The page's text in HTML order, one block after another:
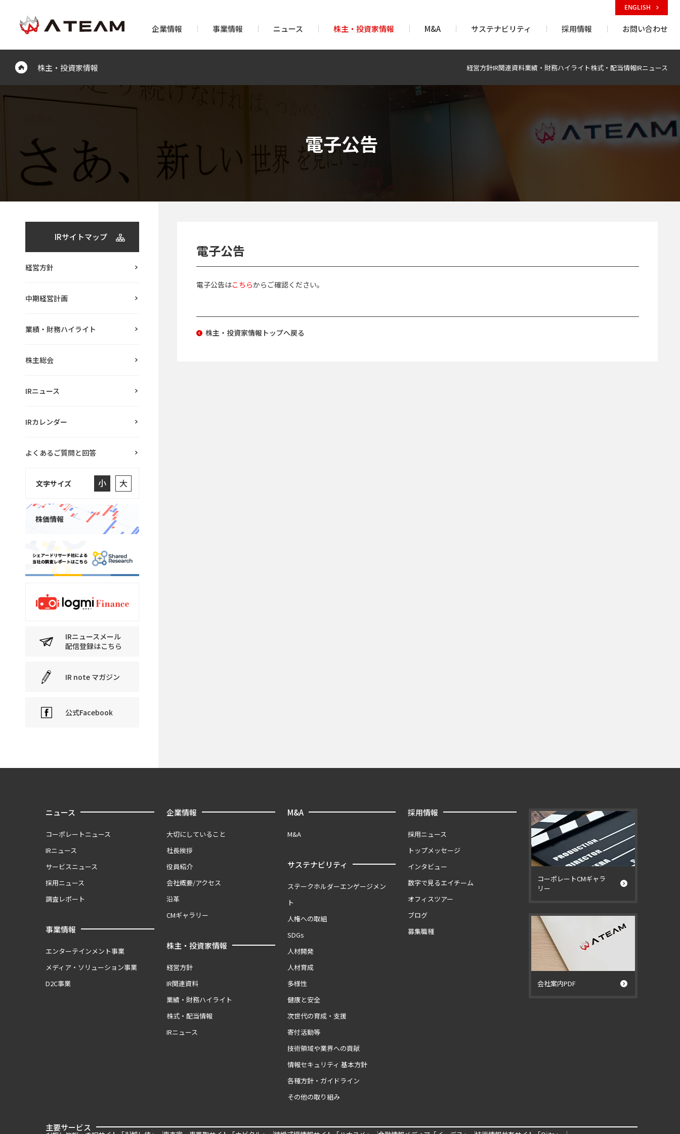
企業情報 事業情報 ニュース 株主・投資家情報 M&A サステナビリティ 採用情報 お問い合わせ
ENGLISH
株主・投資家情報 経営方針IR関連資料業績・財務ハイライト株式・配当情報IRニュース
電子公告
IRサイトマップ
経営方針
中期経営計画
業績・財務ハイライト
株主総会
IRニュース
IRカレンダー
よくあるご質問と回答
文字サイズ 小 大
株価情報
IRニュースメール
配信登録はこちら
IR note マガジン
公式Facebook
電子公告
電子公告はこちらからご確認ください。
株主・投資家情報トップへ戻る
ニュース
コーポレートニュース
IRニュース
サービスニュース
採用ニュース
調査レポート
事業情報
エンターテインメント事業
メディア・ソリューション事業
D2C事業
企業情報
大切にしていること
社長挨拶
役員紹介
会社概要/アクセス
沿革
CMギャラリー
株主・投資家情報
経営方針
IR関連資料
業績・財務ハイライト
株式・配当情報
IRニュース
M&A
M&A
サステナビリティ
ステークホルダーエンゲージメン
ト
人権への取組
SDGs
人材開発
人材育成
多様性
健康と安全
次世代の育成・支援
寄付活動等
技術領域や業界への貢献
情報セキュリティ 基本方針
各種方針・ガイドライン
その他の取り組み
採用情報
採用ニュース
トップメッセージ
インタビュー
数字で見るエイチーム
オフィスツアー
ブログ
募集職種
コーポレートCMギャラ
リー
会社案内PDF
主要サービス